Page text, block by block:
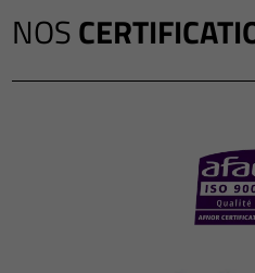
NOS